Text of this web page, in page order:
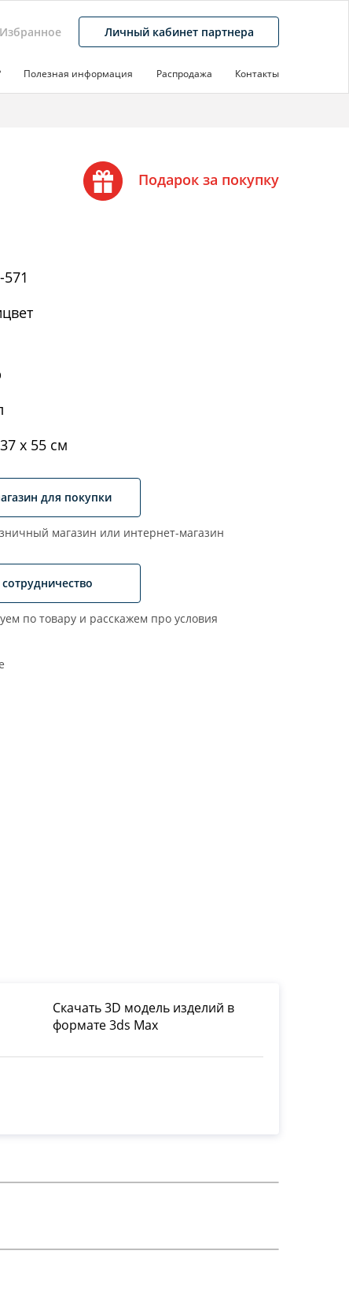
Избранное Личный кабинет партнера
Полезная информация Распродажа Контакты
Подарок за покупку
x 55 см
для покупки
магазин или интернет-магазин
по товару и расскажем про условия
Скачать 3D модель изделий в
формате 3ds Max